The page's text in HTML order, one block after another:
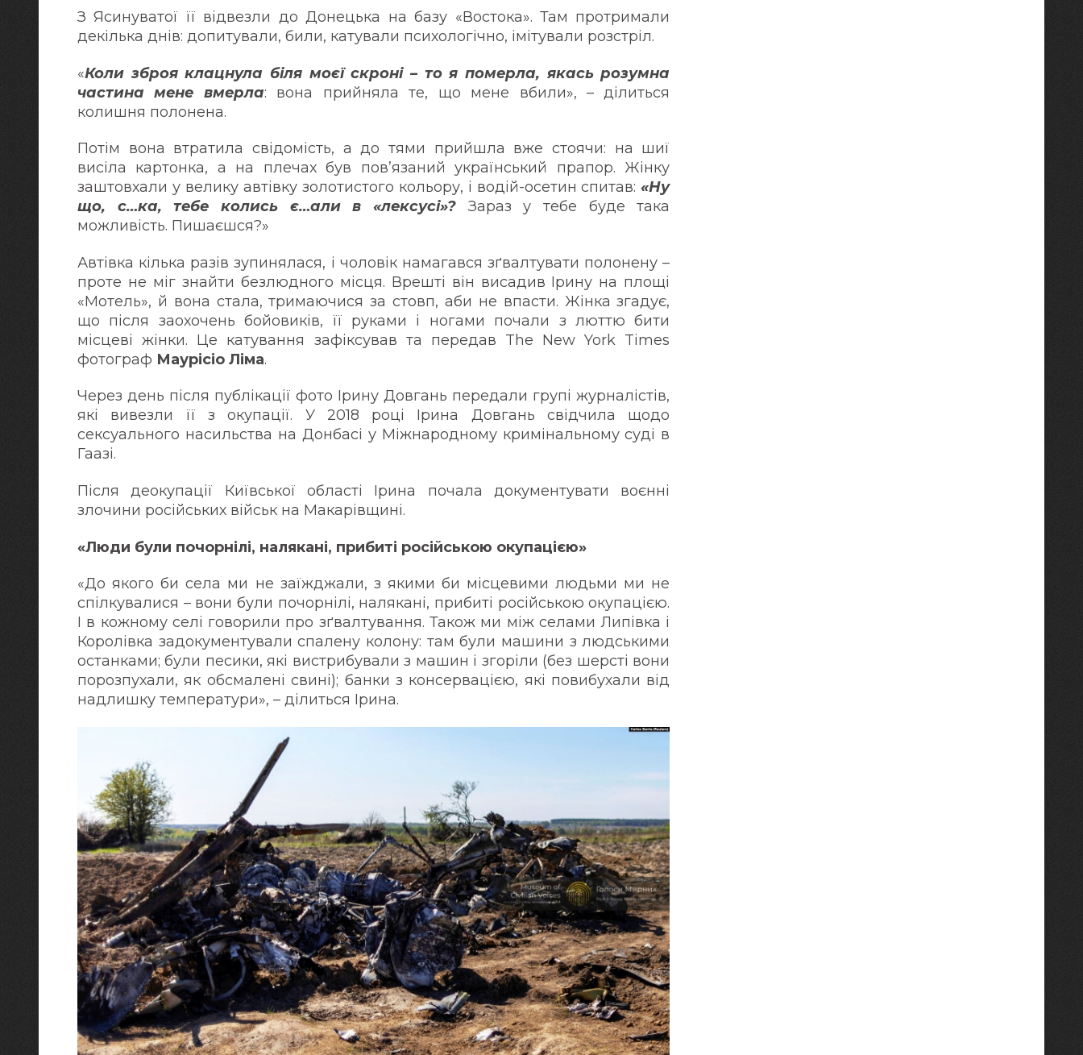
З Ясинуватої її відвезли до Донецька на базу «Востока». Там протримали
декілька днів: допитували, били, катували психологічно, імітували розстріл.
«Коли зброя клацнула біля моєї скроні – то я померла, якась розумна
частина мене вмерла: вона прийняла те, що мене вбили», – ділиться
колишня полонена.
Потім вона втратила свідомість, а до тями прийшла вже стоячи: на шиї
висіла картонка, а на плечах був пов’язаний український прапор. Жінку
заштовхали у велику автівку золотистого кольору, і водій-осетин спитав:«Ну
що, с…ка, тебе колись є…али в «лексусі»? Зараз у тебе буде така
можливість. Пишаєшся?»
Автівка кілька разів зупинялася, і чоловік намагався зґвалтувати полонену –
проте не міг знайти безлюдного місця. Врешті він висадив Ірину на площі
«Мотель», й вона стала, тримаючися за стовп, аби не впасти. Жінка згадує,
що після заохочень бойовиків, її руками і ногами почали з люттю бити
місцеві жінки. Це катування зафіксував та передав The New York Times
фотограф Маурісіо Ліма.
Через день після публікації фото Ірину Довгань передали групі журналістів,
які вивезли її з окупації. У 2018 році Ірина Довгань свідчила щодо
сексуального насильства на Донбасі у Міжнародному кримінальному суді в
Гаазі.
Після деокупації Київської області Ірина почала документувати воєнні
злочини російських військ на Макарівщині.
«Люди були почорнілі, налякані, прибиті російською окупацією»
«До якого би села ми не заїжджали, з якими би місцевими людьми ми не
спілкувалися – вони були почорнілі, налякані, прибиті російською окупацією.
І в кожному селі говорили про зґвалтування. Також ми між селами Липівка і
Королівка задокументували спалену колону: там були машини з людськими
останками; були песики, які вистрибували з машин і згоріли (без шерсті вони
порозпухали, як обсмалені свині); банки з консервацією, які повибухали від
надлишку температури», – ділиться Ірина.